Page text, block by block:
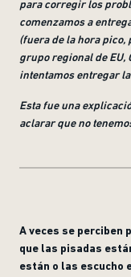
para corregir los
comenzamos a
(fuera de la hora pico,
grupo regional de EU,
intentamos entregar
Esta fue una
aclarar que no
A veces se perciben
que las pisadas
están o las escucho